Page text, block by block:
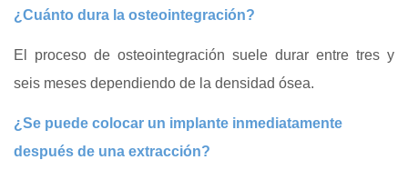
¿Cuánto dura la osteointegración?
El proceso de osteointegración suele durar entre tres y
seis meses dependiendo de la densidad ósea.
¿Se puede colocar un implante inmediatamente
después de una extracción?